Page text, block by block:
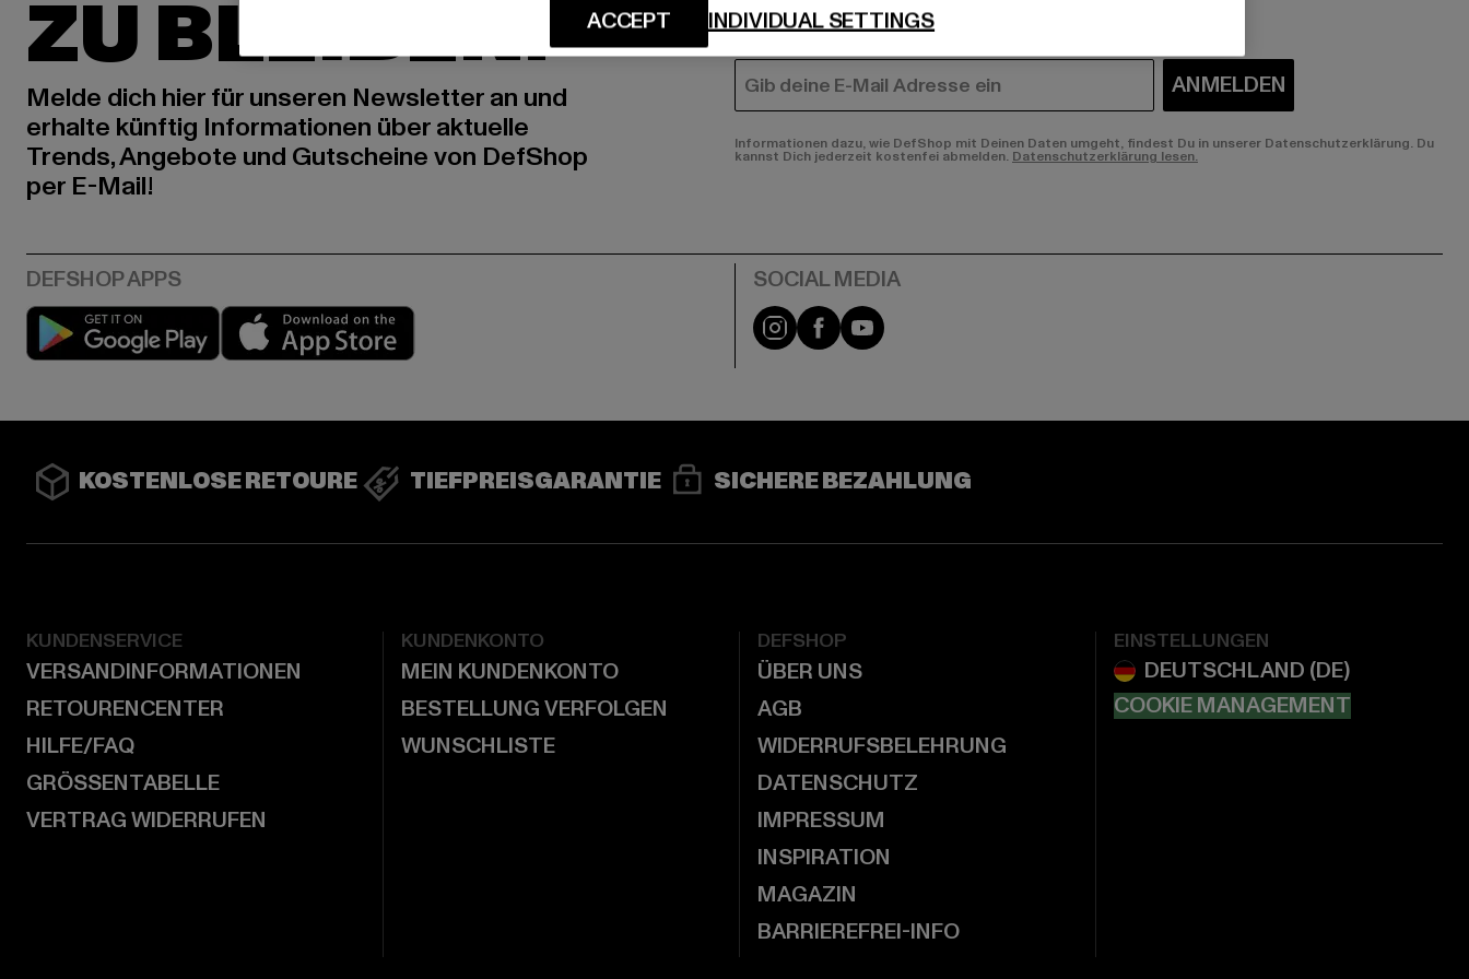
ZU BLEIBEN!
Melde dich hier für unseren Newsletter an und
erhalte künftig Informationen über aktuelle
Trends, Angebote und Gutscheine von DefShop
per E-Mail!
FRAUEN
E-MAIL ANMELDEN
Informationen dazu, wie DefShop mit Deinen Daten umgeht, findest Du in unserer Datenschutzerklärung. Du
kannst Dich jederzeit kostenfei abmelden. Datenschutzerklärung lesen.
Play market Instagram
FacebookYouTube
KOSTENLOSE RETOURE TIEFPREISGARANTIE SICHERE BEZAHLUNG
KUNDENSERVICE
VERSANDINFORMATIONEN
RETOURENCENTER
HILFE/FAQ
GRÖSSENTABELLE
VERTRAG WIDERRUFEN
KUNDENKONTO
MEIN KUNDENKONTO
BESTELLUNG VERFOLGEN
WUNSCHLISTE
DEFSHOP
ÜBER UNS
AGB
WIDERRUFSBELEHRUNG
DATENSCHUTZ
IMPRESSUM
INSPIRATION
MAGAZIN
BARRIEREFREI-INFO
EINSTELLUNGEN
COOKIE MANAGEMENT
INDIVIDUAL SETTINGS
ACCEPT